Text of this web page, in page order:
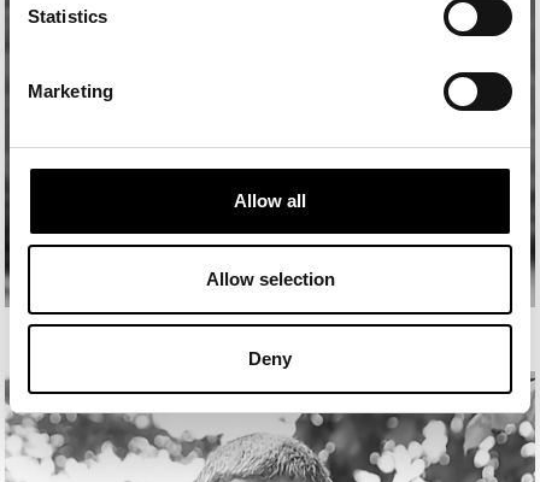
Statistics
Marketing
Allow all
Allow selection
Deny
MANU MERILLAS